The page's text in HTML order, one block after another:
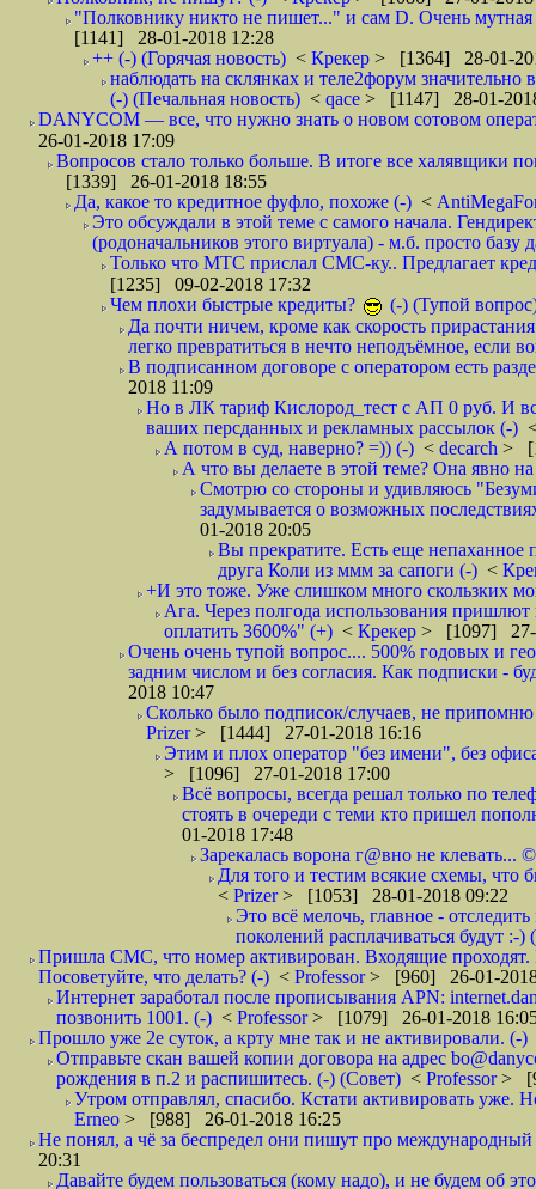
"Полковнику никто не пишет..." и сам D. Очень
[1141] 28-01-2018 12:28
++ (-) (Горячая новость) < Крекер > [1364] 28-01-
наблюдать на склянках и теле2форум
(-) (Печальная новость) < qace > [1147] 28-01-
DANYCOM — все, что нужно знать о новом сотовом
26-01-2018 17:09
Вопросов стало только больше. В итоге все халявщики
[1339] 26-01-2018 18:55
Да, какое то кредитное фуфло, похоже (-) <
Это обсуждали в этой теме с самого начала.
(родоначальников этого виртуала) - м.б. просто
Только что МТС прислал СМС-ку.. Предлагает
[1235] 09-02-2018 17:32
Чем плохи быстрые кредиты?
(-) (Тупой
Да почти ничем, кроме как скорость
легко превратиться в нечто неподъёмное, если
В подписанном договоре с оператором есть
2018 11:09
Но в ЛК тариф Кислород_тест с АП 0 руб. И
ваших персданных и рекламных рассылок (-)
А потом в суд, наверно? =)) (-) < decarch >
А что вы делаете в этой теме? Она явно
Смотрю со стороны и удивляюсь
задумывается о возможных
01-2018 20:05
Вы прекратите. Есть еще непаханное
друга Коли из ммм за сапоги (-) <
+И это тоже. Уже слишком много скользких
Ага. Через полгода использования
оплатить 3600%" (+) < Крекер > [1097] 27-
Очень очень тупой вопрос.... 500% годовых и
задним числом и без согласия. Как подписки -
2018 10:47
Сколько было подписок/случаев, не
Prizer> [1444] 27-01-2018 16:16
Этим и плох оператор "без имени", без
> [1096] 27-01-2018 17:00
Всё вопросы, всегда решал только по
стоять в очереди с теми кто пришел
01-2018 17:48
Зарекалась ворона г@вно не клевать...
Для того и тестим всякие схемы, что
< Prizer> [1053] 28-01-2018 09:22
Это всё мелочь, главное -
поколений расплачиваться будут :-)
Пришла СМС, что номер активирован. Входящие проходят.
Посоветуйте, что делать? (-) < Professor> [960] 26-01-
Интернет заработал после прописывания APN:
позвонить 1001. (-) < Professor> [1079] 26-01-2018
Прошло уже 2е суток, а крту мне так и не активировали. (-)
Отправьте скан вашей копии договора на адрес
рождения в п.2 и распишитесь. (-) (Совет) < Professor>
Утром отправлял, спасибо. Кстати активировать уже.
Erneo > [988] 26-01-2018 16:25
Не понял, а чё за беспредел они пишут про
20:31
Давайте будем пользоваться (кому надо), и не будем об